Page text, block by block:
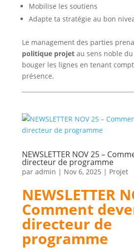
Mobilise les soutiens
Adapte ta stratégie au bon
Le management des parties
politique projetau sens noble
bouger les lignes en tenant
présence.
NEWSLETTER NOV 25 –
directeur de programme
par admin | Nov 6, 2025 | Projet
NEWSLETTER
Comment
directeur de
programme